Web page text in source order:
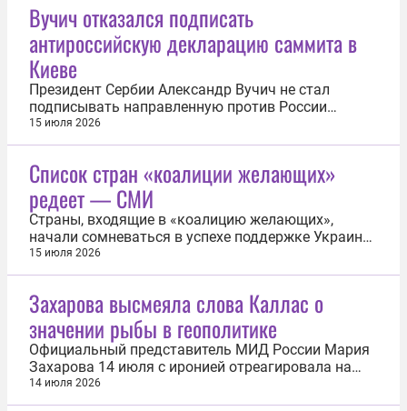
Вучич отказался подписать
антироссийскую декларацию саммита в
Киеве
Президент Сербии Александр Вучич не стал
подписывать направленную против России
итоговую декларацию прошедшего в Киеве
саммита Украины и стран Юго-Восточной Европы.
данным издания, документ содержит призывы к
ужесточению антироссийских санкций, а также...
15 июля 2026
Список стран «коалиции желающих»
редеет — СМИ
Страны, входящие в «коалицию желающих»,
начали сомневаться в успехе поддержке Украины,
многие отказываются оказывать ей военную
помощь. Об этом написал немецкий журнал Der
в эти дни, похоже, свидетельствует о том, что
партнеры по коалиции в первую...
15 июля 2026
Захарова высмеяла слова Каллас о
значении рыбы в геополитике
Официальный представитель МИД России Мария
Захарова 14 июля с иронией отреагировала на
заявление верховного представителя Евросоюза
по иностранным делам и политике безопасности
14 июля 2026